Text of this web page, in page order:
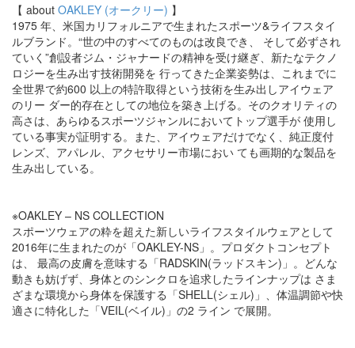
【 about OAKLEY (オークリー) 】
1975 年、米国カリフォルニアで生まれたスポーツ&ライフスタイ
ルブランド。“世の中のすべてのものは改良でき、 そして必ずされ
ていく”創設者ジム・ジャナードの精神を受け継ぎ、新たなテクノ
ロジーを生み出す技術開発を 行ってきた企業姿勢は、これまでに
全世界で約600 以上の特許取得という技術を生み出しアイウェア
のリー ダー的存在としての地位を築き上げる。そのクオリティの
高さは、あらゆるスポーツジャンルにおいてトップ選手が 使用し
ている事実が証明する。また、アイウェアだけでなく、純正度付
レンズ、アパレル、アクセサリー市場におい ても画期的な製品を
生み出している。
※OAKLEY – NS COLLECTION
スポーツウェアの粋を超えた新しいライフスタイルウェアとして
2016年に生まれたのが「OAKLEY-NS」。プロダクトコンセプト
は、 最高の皮膚を意味する「RADSKIN(ラッドスキン)」。どんな
動きも妨げず、身体とのシンクロを追求したラインナップは さま
ざまな環境から身体を保護する「SHELL(シェル)」、体温調節や快
適さに特化した「VEIL(ベイル)」の2 ライン で展開。